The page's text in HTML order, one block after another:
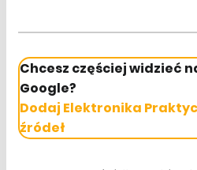
Chcesz częściej widzieć
Google?
Dodaj Elektronika
źródeł